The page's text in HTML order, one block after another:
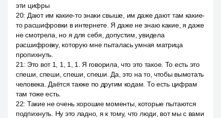
эти цифры
20: Дают им какие-то знаки свыше, им даже дают там какие-
то расшифровки в интернете. Я даже не знаю какие, я даже
не смотрела, но я для себя, допустим, увидела
расшифровку, которую мне пыталась умная матрица
пропихнуть.
21: Это вот 1, 1, 1, 1. Я говорила, что это такое. То есть это
спеши, спеши, спеши, спеши. Да, это на то, чтобы вымотать
человека. Даётся также по другим кодам. То есть цифрам
там тоже есть.
22: Такие не очень хорошие моменты, которые пытаются
подпихнуть. Ну это ладно, я к тому, что люди, вот мы с вами